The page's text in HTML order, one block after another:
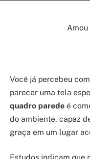
Amou
Você já percebeu
parecer uma tela
quadro parede é
do ambiente, capaz
graça em um lugar